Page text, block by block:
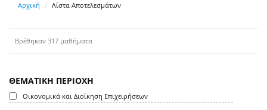
Αρχική Λίστα Αποτελεσμάτων
Βρέθηκαν 317 μαθήματα
ΘΕΜΑΤΙΚΗ ΠΕΡΙΟΧΗ
Οικονομικά και Διοίκηση Επιχειρήσεων